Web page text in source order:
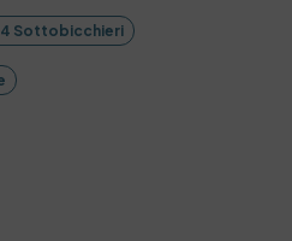
4 Sottobicchieri